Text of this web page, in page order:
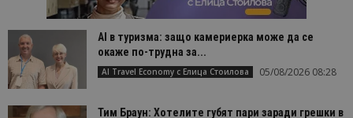
AI в туризма: защо камериерка може да се
окаже по-трудна за...
AI Travel Economy с Елица Стоилова 05/08/2026 08:28
Тим Браун: Хотелите губят пари заради грешки в